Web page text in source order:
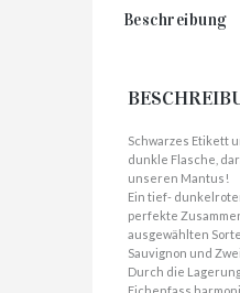
Beschreibung
Schwarzes Etikett
dunkle Flasche,
unseren Mantus!
Ein tief-
perfekte
ausgewählten
Sauvignon und
Durch die